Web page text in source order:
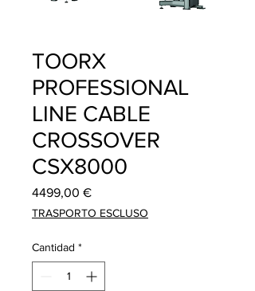
TOORX
PROFESSIONAL
LINE CABLE
CROSSOVER
CSX8000
4499,00 €Precio
TRASPORTO ESCLUSO
Cantidad *